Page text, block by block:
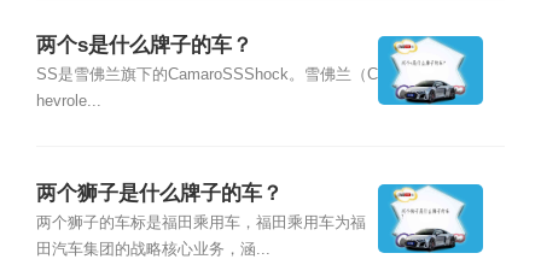
两个s是什么牌子的车？
SS是雪佛兰旗下的CamaroSSShock。雪佛兰（C
hevrole...
两个狮子是什么牌子的车？
两个狮子的车标是福田乘用车，福田乘用车为福
田汽车集团的战略核心业务，涵...